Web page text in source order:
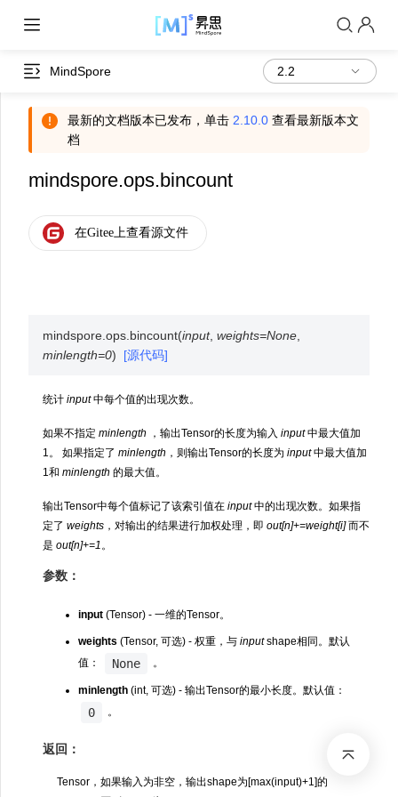
MindSpore
最新的文档版本已发布，单击 2.10.0 查看最新版本文
档
mindspore.ops.bincount
mindspore.ops. bincount(input,weights=None
minlength=0) [源代码]
统计 input中每个值的出现次数。
如果不指定 minlength ，输出Tensor的长度为输入 input中最大值加
1。 如果指定了 minlength ，则输出Tensor的长度为 input中最大值加
1和 minlength 的最大值。
输出Tensor中每个值标记了该索引值在 input中的出现次数。如果指
定了 weights ，对输出的结果进行加权处理，即 out[n]+=weight[i]而不
是 out[n]+=1。
参数：
input (Tensor) - 一维的Tensor。
weights (Tensor, 可选) - 权重，与 inputshape相同。默认
值：
None 。
minlength (int, 可选) - 输出Tensor的最小长度。默认值：
0 。
返回：
Tensor，如果输入为非空，输出shape为[max(input)+1]的